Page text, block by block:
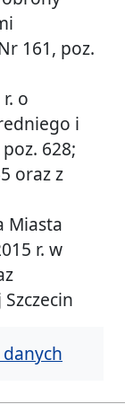
161, poz.
o
i
628;
oraz z
Miasta
r. w